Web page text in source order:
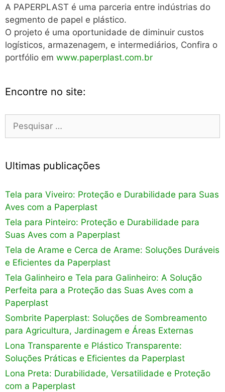
A PAPERPLAST é uma parceria entre indústrias do
segmento de papel e plástico.
O projeto é uma oportunidade de diminuir custos
logísticos, armazenagem, e intermediários, Confira o
portfólio em www.paperplast.com.br
Encontre no site:
Pesquisar
Ultimas publicações
Tela para Viveiro: Proteção e Durabilidade para Suas
Aves com a Paperplast
Tela para Pinteiro: Proteção e Durabilidade para
Suas Aves com a Paperplast
Tela de Arame e Cerca de Arame: Soluções Duráveis
e Eficientes da Paperplast
Tela Galinheiro e Tela para Galinheiro: A Solução
Perfeita para a Proteção das Suas Aves com a
Paperplast
Sombrite Paperplast: Soluções de Sombreamento
para Agricultura, Jardinagem e Áreas Externas
Lona Transparente e Plástico Transparente:
Soluções Práticas e Eficientes da Paperplast
Lona Preta: Durabilidade, Versatilidade e Proteção
com a Paperplast